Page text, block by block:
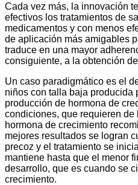
Cada vez más, la innovación
efectivos los tratamientos de
medicamentos y con menos
de aplicación más amigables
traduce en una mayor
consiguiente, a la obtención
Un caso paradigmático es el
niños con talla baja producida
producción de hormona de
condiciones, que requieren
hormona de crecimiento
mejores resultados se logran
precoz y el tratamiento se
mantiene hasta que el menor
desarrollo, que es cuando se
crecimiento.